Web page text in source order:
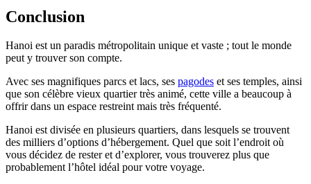
Conclusion
Hanoi est un paradis métropolitain unique et vaste ; tout le monde
peut y trouver son compte.
Avec ses magnifiques parcs et lacs, ses pagodes et ses temples, ainsi
que son célèbre vieux quartier très animé, cette ville a beaucoup à
offrir dans un espace restreint mais très fréquenté.
Hanoi est divisée en plusieurs quartiers, dans lesquels se trouvent
des milliers d’options d’hébergement. Quel que soit l’endroit où
vous décidez de rester et d’explorer, vous trouverez plus que
probablement l’hôtel idéal pour votre voyage.